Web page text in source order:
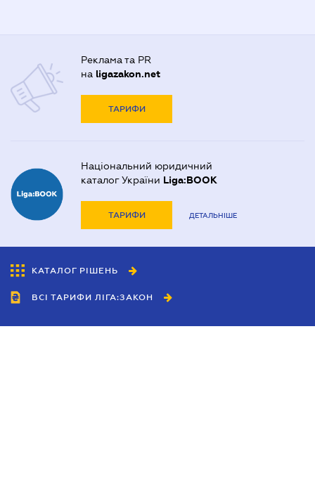
Реклама та PR
на ligazakon.net
ТАРИФИ
Національний юридичний
каталог України Liga:BOOK
ТАРИФИ ДЕТАЛЬНІШЕ
КАТАЛОГ РІШЕНЬ
ВСІ ТАРИФИ ЛІГА:ЗАКОН